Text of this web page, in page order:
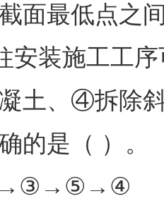
面最低点之
安装施工工
土、④拆除
的是（ ）。